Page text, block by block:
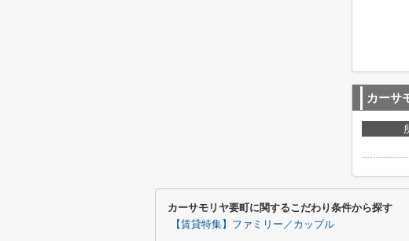
カーサ
カーサモリヤ要町に関するこだわり条件から探す
【賃貸特集】ファミリー／カップル